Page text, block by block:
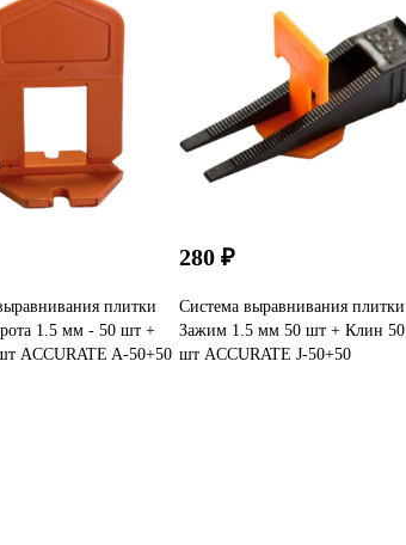
плитки
1.5 мм - 50 шт +
ACCURATE A-50+50
280 ₽
Система выравнивания плитки
Зажим 1.5 мм 50 шт + Клин 50
шт ACCURATE J-50+50